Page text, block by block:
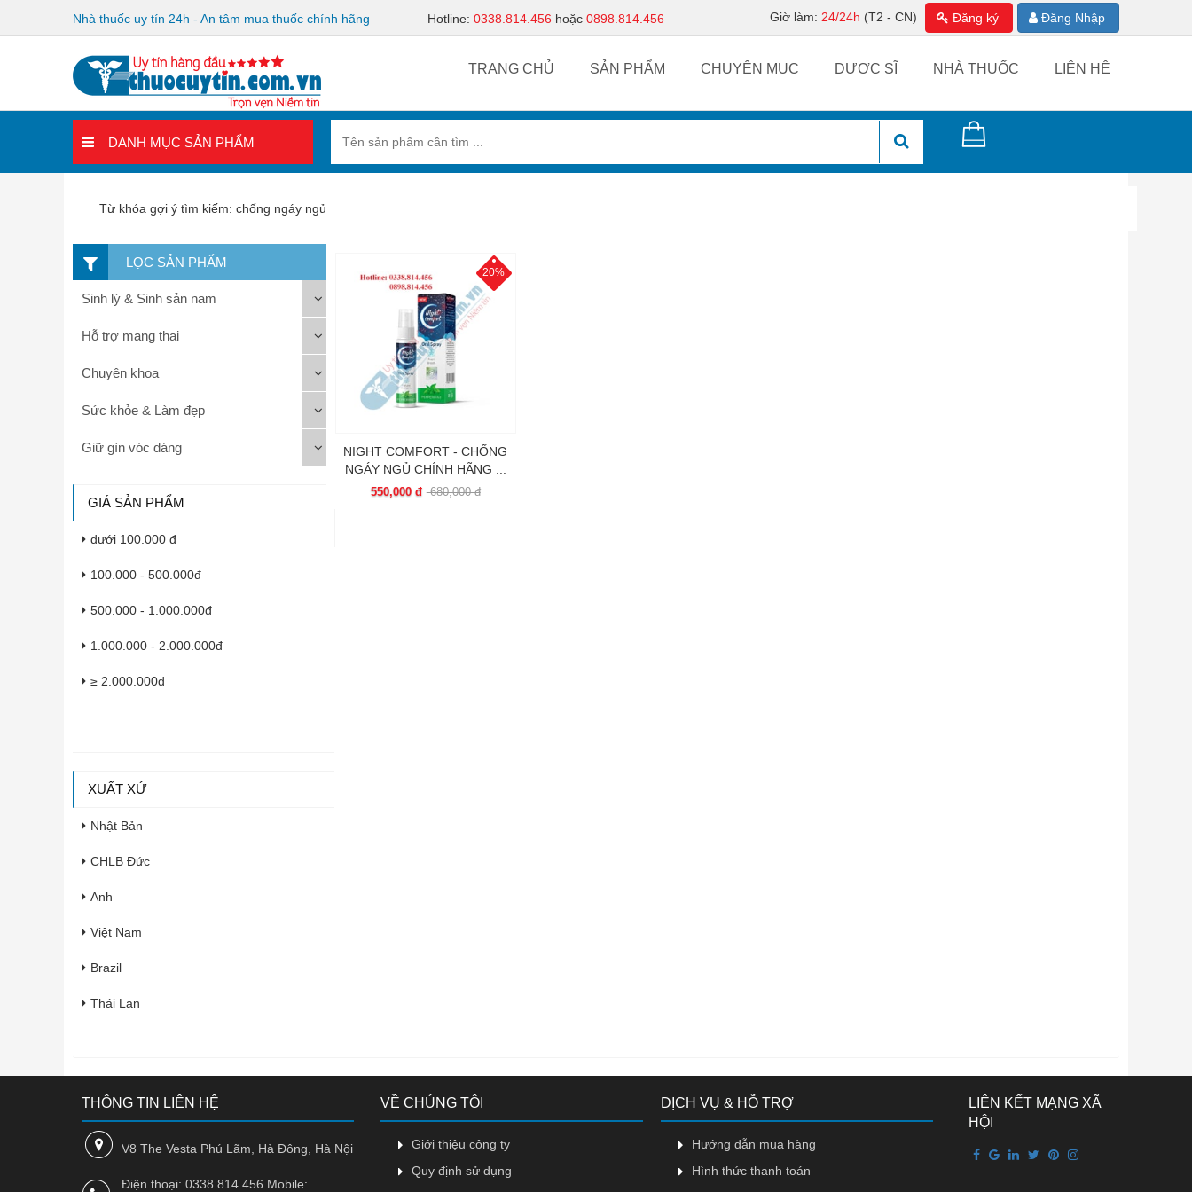
Nhà thuốc uy tín 24h - An tâm mua thuốc chính hãng Hotline: 0338.814.456 hoặc 0898.814.456 Giờ làm: 24/24h (T2 - CN) Đăng ký Đăng Nhập
TRANG CHỦ SẢN PHẨM CHUYÊN MỤC DƯỢC SĨ NHÀ THUỐC LIÊN HỆ
DANH MỤC SẢN PHẨM
Từ khóa gợi ý tìm kiếm: chống ngáy ngủ
LỌC SẢN PHẨM
Sinh lý & Sinh sản nam
Hỗ trợ mang thai
Chuyên khoa
Sức khỏe & Làm đẹp
Giữ gìn vóc dáng
GIÁ SẢN PHẨM
dưới 100.000 đ
100.000 - 500.000đ
500.000 - 1.000.000đ
1.000.000 - 2.000.000đ
≥ 2.000.000đ
XUẤT XỨ
Nhật Bản
CHLB Đức
Anh
Việt Nam
Brazil
Thái Lan
Pháp
Hàn Quốc
Úc
Ấn Độ
20%
NIGHT COMFORT - CHỐNG
NGÁY NGỦ CHÍNH HÃNG ...
550,000 đ 680,000 đ
THÔNG TIN LIÊN HỆ
V8 The Vesta Phú Lãm, Hà Đông, Hà Nội
Điện thoại: 0338.814.456 Mobile:
VỀ CHÚNG TÔI
Giới thiệu công ty
Quy định sử dụng
DỊCH VỤ & HỖ TRỢ
Hướng dẫn mua hàng
Hình thức thanh toán
LIÊN KẾT MẠNG XÃ
HỘI